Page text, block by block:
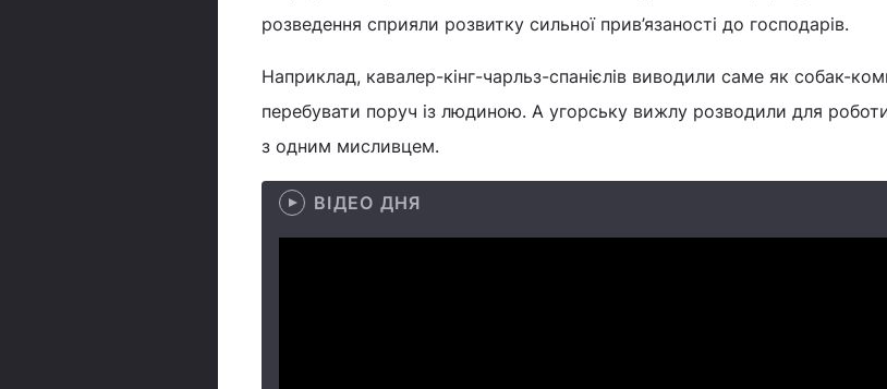
розведення сприяли розвитку сильної прив’язаності до господарів.
Наприклад, кавалер-кінг-чарльз-спанієлів виводили саме як собак-
перебувати поруч із людиною. А угорську вижлу розводили для роботи
з одним мисливцем.
ВІДЕО ДНЯ